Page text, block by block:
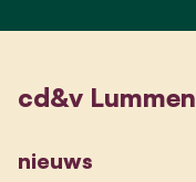
cd&v Lummen
nieuws